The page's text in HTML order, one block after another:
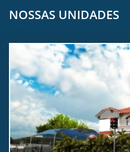
NOSSAS UNIDADES